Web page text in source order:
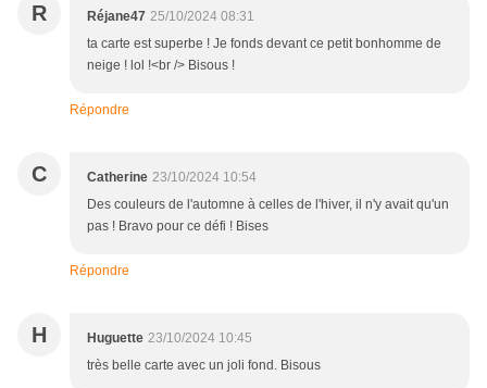
R Réjane47 25/10/2024 08:31
ta carte est superbe ! Je fonds devant ce petit bonhomme de
neige ! lol !<br /> Bisous !
Répondre
C Catherine 23/10/2024 10:54
Des couleurs de l'automne à celles de l'hiver, il n'y avait qu'un
pas ! Bravo pour ce défi ! Bises
Répondre
H Huguette 23/10/2024 10:45
très belle carte avec un joli fond. Bisous